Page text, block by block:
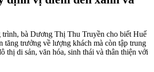
trình, bà Dương Thị Thu Truyền cho biết Huế
tăng trưởng về lượng khách mà còn tập trung
thị di sản, văn hóa, sinh thái và thân thiện với